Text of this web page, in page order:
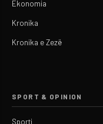
Ekonomia
Kronika
Kronika e Zezë
SPORT & OPINION
Sporti